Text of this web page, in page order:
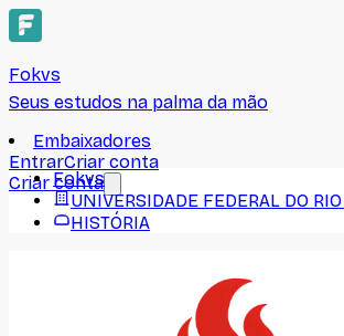
Fokvs
Seus estudos na palma da mão
Embaixadores
EntrarCriar conta
Criar conta
Fokvs
UNIVERSIDADE FEDERAL DO
HISTÓRIA